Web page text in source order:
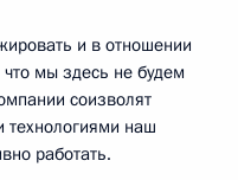
и в отношении
что мы здесь не будем
соизволят
технологиями наш
работать.